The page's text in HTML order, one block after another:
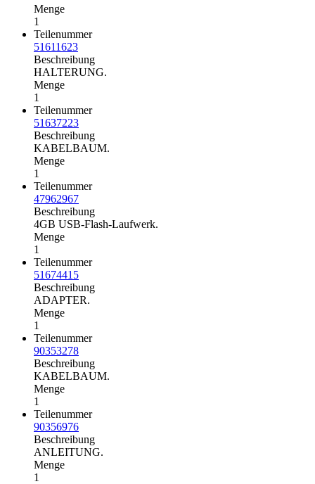
Menge
1
Teilenummer
51611623
Beschreibung
HALTERUNG.
Menge
1
Teilenummer
51637223
Beschreibung
KABELBAUM.
Menge
1
Teilenummer
47962967
Beschreibung
4GB USB-Flash-Laufwerk.
Menge
1
Teilenummer
51674415
Beschreibung
ADAPTER.
Menge
1
Teilenummer
90353278
Beschreibung
KABELBAUM.
Menge
1
Teilenummer
90356976
Beschreibung
ANLEITUNG.
Menge
1